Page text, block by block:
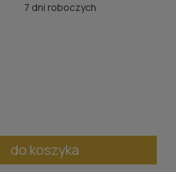
7 dni roboczych
do koszyka